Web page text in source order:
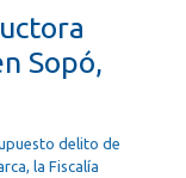
Sopó,
delito de
la Fiscalía